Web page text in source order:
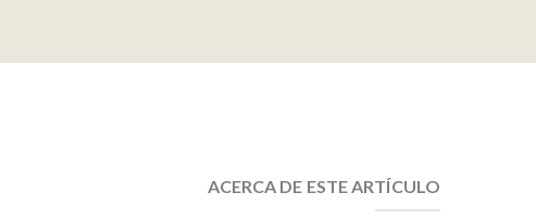
ACERCA DE ESTE ARTÍCULO